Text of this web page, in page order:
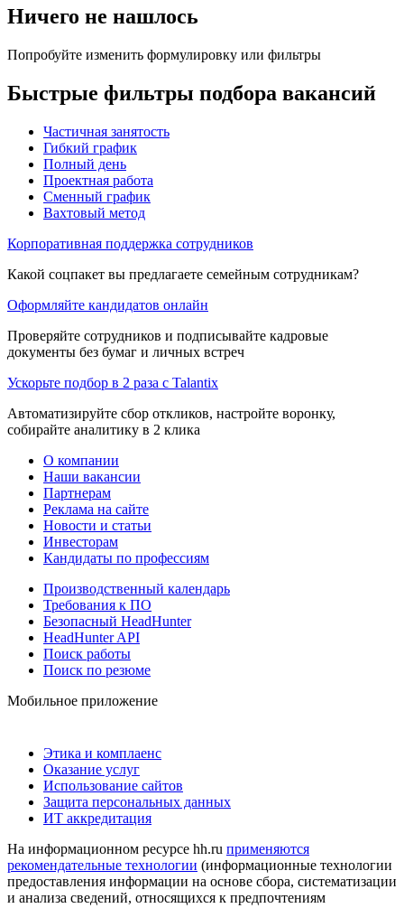
Ничего не нашлось
Попробуйте изменить формулировку или фильтры
Быстрые фильтры подбора вакансий
Частичная занятость
Гибкий график
Полный день
Проектная работа
Сменный график
Вахтовый метод
Корпоративная поддержка сотрудников
Какой соцпакет вы предлагаете семейным сотрудникам?
Оформляйте кандидатов онлайн
Проверяйте сотрудников и подписывайте кадровые
документы без бумаг и личных встреч
Ускорьте подбор в 2 раза с Talantix
Автоматизируйте сбор откликов, настройте воронку,
собирайте аналитику в 2 клика
О компании
Наши вакансии
Партнерам
Реклама на сайте
Новости и статьи
Инвесторам
Кандидаты по профессиям
Производственный календарь
Требования к ПО
Безопасный HeadHunter
HeadHunter API
Поиск работы
Поиск по резюме
Мобильное приложение
Этика и комплаенс
Оказание услуг
Использование сайтов
Защита персональных данных
ИТ аккредитация
На информационном ресурсе hh.ru применяются
рекомендательные технологии (информационные технологии
предоставления информации на основе сбора, систематизации
и анализа сведений, относящихся к предпочтениям